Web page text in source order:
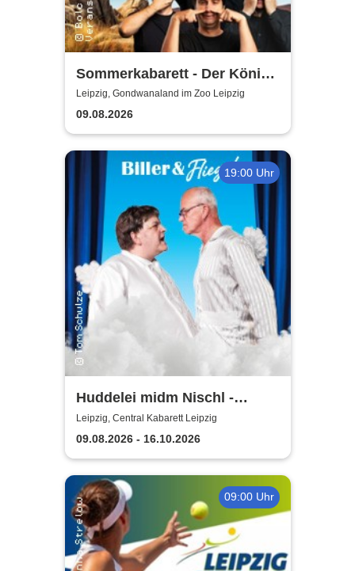
Sommerkabarett - Der König
der Blöden 2 | Central
Kabarett Leipzig
Leipzig, Gondwanaland im Zoo Leipzig
09.08.2026
19:00 Uhr
Huddelei midm Nischl -
Central Kabarett Leipzig
Leipzig, Central Kabarett Leipzig
09.08.2026 - 16.10.2026
09:00 Uhr